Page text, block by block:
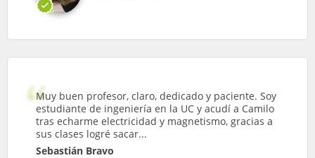
Muy buen profesor, claro, dedicado y paciente. Soy
estudiante de ingeniería en la UC y acudí a Camilo
tras echarme electricidad y magnetismo, gracias a
sus clases logré sacar...
Sebastián Bravo